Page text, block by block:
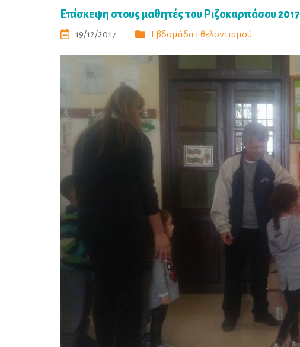
Επίσκεψη στους μαθητές του Ριζοκαρπάσου 2017
19/12/2017 Εβδομάδα Εθελοντισμού